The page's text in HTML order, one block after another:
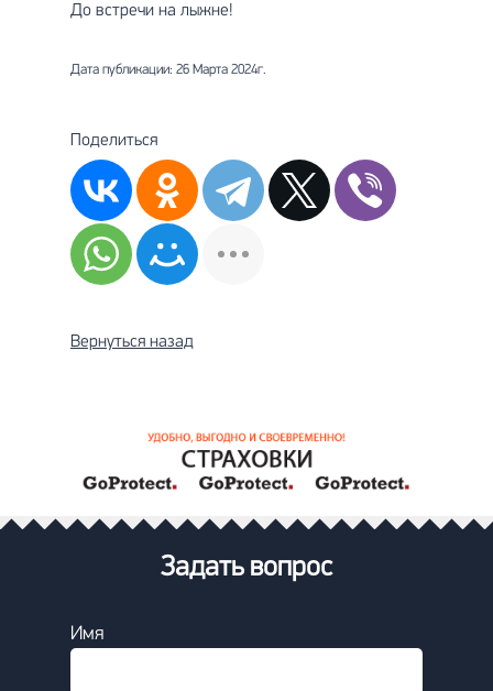
До встречи на лыжне!
Дата публикации: 26 Марта 2024г.
Поделиться
Вернуться назад
Задать вопрос
Имя